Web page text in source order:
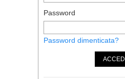
Password
Password dimenticata?
ACCEDI